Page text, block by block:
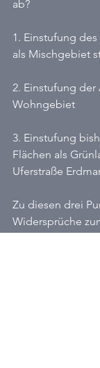
ab?
1. Einstufung
als Mischgebiet
2. Einstufung der
Wohngebiet
3. Einstufung
Flächen als
Uferstraße
Zu diesen drei
Widersprüche